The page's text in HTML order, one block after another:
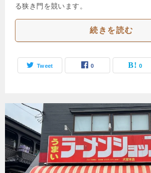
る狭き門を競います。
続きを読む
Tweet 0 0